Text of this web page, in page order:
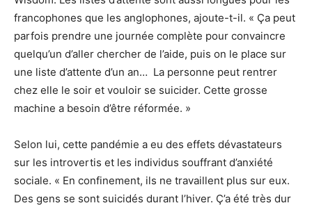
francophones que les anglophones, ajoute-t-il. « Ça peut
parfois prendre une journée complète pour convaincre
quelqu’un d’aller chercher de l’aide, puis on le place sur
une liste d’attente d’un an… La personne peut rentrer
chez elle le soir et vouloir se suicider. Cette grosse
machine a besoin d’être réformée. »
Selon lui, cette pandémie a eu des effets dévastateurs
sur les introvertis et les individus souffrant d’anxiété
sociale. « En confinement, ils ne travaillent plus sur eux.
Des gens se sont suicidés durant l’hiver. Ç’a été très dur